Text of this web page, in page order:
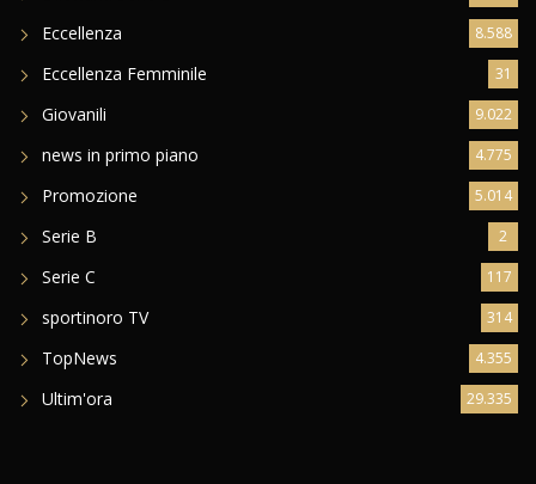
Eccellenza 8.588
Eccellenza Femminile 31
Giovanili 9.022
news in primo piano 4.775
Promozione 5.014
Serie B 2
Serie C 117
sportinoro TV 314
TopNews 4.355
Ultim'ora 29.335